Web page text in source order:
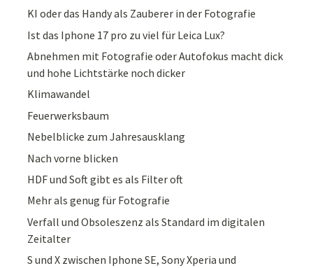
KI oder das Handy als Zauberer in der Fotografie
Ist das Iphone 17 pro zu viel für Leica Lux?
Abnehmen mit Fotografie oder Autofokus macht dick
und hohe Lichtstärke noch dicker
Klimawandel
Feuerwerksbaum
Nebelblicke zum Jahresausklang
Nach vorne blicken
HDF und Soft gibt es als Filter oft
Mehr als genug für Fotografie
Verfall und Obsoleszenz als Standard im digitalen
Zeitalter
S und X zwischen Iphone SE, Sony Xperia und